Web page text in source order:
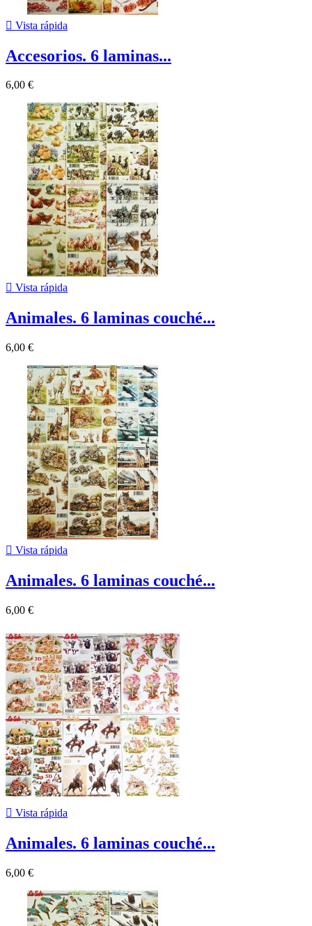
 Vista rápida
Accesorios. 6 laminas...
6,00 €
 Vista rápida
Animales. 6 laminas couché...
6,00 €
 Vista rápida
Animales. 6 laminas couché...
6,00 €
 Vista rápida
Animales. 6 laminas couché...
6,00 €